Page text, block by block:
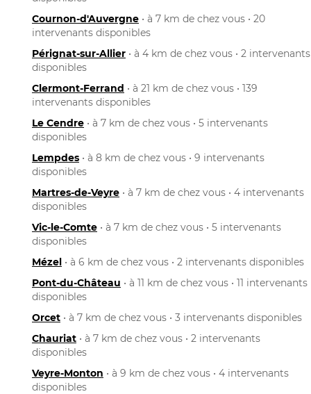
Cournon-d'Auvergne • à 7 km de chez vous • 20
intervenants disponibles
Pérignat-sur-Allier • à 4 km de chez vous • 2 intervenants
disponibles
Clermont-Ferrand • à 21 km de chez vous • 139
intervenants disponibles
Le Cendre • à 7 km de chez vous • 5 intervenants
disponibles
Lempdes • à 8 km de chez vous • 9 intervenants
disponibles
Martres-de-Veyre • à 7 km de chez vous • 4 intervenants
disponibles
Vic-le-Comte • à 7 km de chez vous • 5 intervenants
disponibles
Mézel • à 6 km de chez vous • 2 intervenants disponibles
Pont-du-Château • à 11 km de chez vous • 11 intervenants
disponibles
Orcet • à 7 km de chez vous • 3 intervenants disponibles
Chauriat • à 7 km de chez vous • 2 intervenants
disponibles
Veyre-Monton • à 9 km de chez vous • 4 intervenants
disponibles